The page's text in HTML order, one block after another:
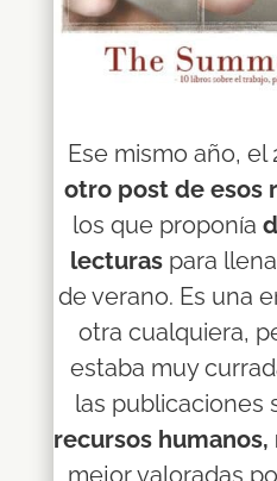
Ese mismo año,
otro post de esos
los que proponía
lecturaspara
de verano. Es una
otra cualquiera,
estaba muy
las publicaciones
recursos
mejor valoradas